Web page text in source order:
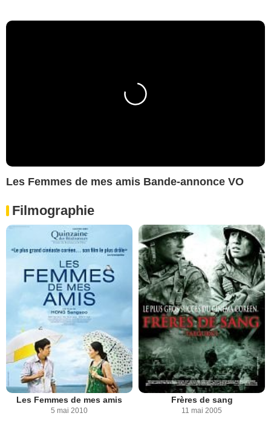
Les Femmes de mes amis Bande-annonce VO
Filmographie
Les Femmes de mes amis
5 mai 2010
Frères de sang
11 mai 2005